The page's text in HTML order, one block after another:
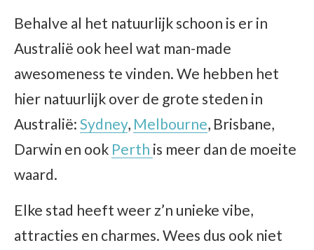
Behalve al het natuurlijk schoon is er in
Australië ook heel wat man-made
awesomeness te vinden. We hebben het
hier natuurlijk over de grote steden in
Australië: Sydney, Melbourne, Brisbane,
Darwin en ook Perth is meer dan de moeite
waard.
Elke stad heeft weer z’n unieke vibe,
attracties en charmes. Wees dus ook niet